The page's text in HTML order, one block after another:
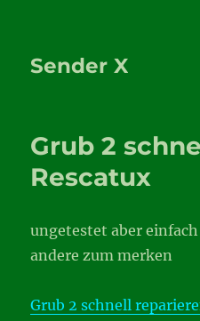
Sender X
Grub 2
Rescatux
ungetestet aber
andere zum merken
Grub 2 schnell